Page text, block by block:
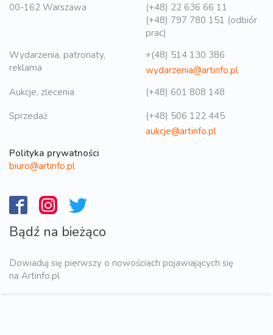
00-162 Warszawa
(+48) 22 636 66 11
(+48) 797 780 151 (odbiór
prac)
Wydarzenia, patronaty,
reklama
+(48) 514 130 386
wydarzenia@artinfo.pl
Aukcje, zlecenia
(+48) 601 808 148
Sprzedaż
(+48) 506 122 445
aukcje@artinfo.pl
Polityka prywatności
biuro@artinfo.pl
Bądź na bieżąco
Dowiaduj się pierwszy o nowościach pojawiających się
na Artinfo.pl